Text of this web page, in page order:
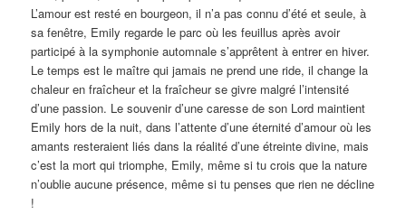
L’amour est resté en bourgeon, il n’a pas connu d’été et seule, à
sa fenêtre, Emily regarde le parc où les feuillus après avoir
participé à la symphonie automnale s’apprêtent à entrer en hiver.
Le temps est le maître qui jamais ne prend une ride, il change la
chaleur en fraîcheur et la fraîcheur se givre malgré l’intensité
d’une passion. Le souvenir d’une caresse de son Lord maintient
Emily hors de la nuit, dans l’attente d’une éternité d’amour où les
amants resteraient liés dans la réalité d’une étreinte divine, mais
c’est la mort qui triomphe, Emily, même si tu crois que la nature
n’oublie aucune présence, même si tu penses que rien ne décline
!